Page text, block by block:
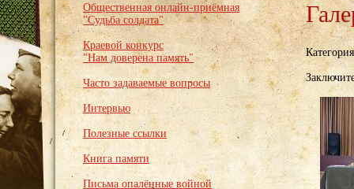
Общественная онлайн-приёмная
"Судьба солдата"
Краевой конкурс
"Нам доверена память"
Часто задаваемые вопросы
Интервью
Полезные ссылки
Книга памяти
Письма опалённые войной